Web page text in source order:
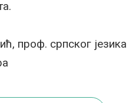
проф. српског језика